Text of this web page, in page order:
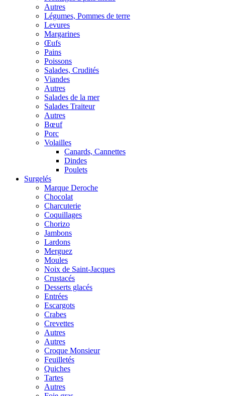
Autres
Légumes, Pommes de terre
Levures
Margarines
Œufs
Pains
Poissons
Salades, Crudités
Viandes
Autres
Salades de la mer
Salades Traiteur
Autres
Bœuf
Porc
Volailles
Canards, Cannettes
Dindes
Poulets
Surgelés
Marque Deroche
Chocolat
Charcuterie
Coquillages
Chorizo
Jambons
Lardons
Merguez
Moules
Noix de Saint-Jacques
Crustacés
Desserts glacés
Entrées
Escargots
Crabes
Crevettes
Autres
Autres
Croque Monsieur
Feuilletés
Quiches
Tartes
Autres